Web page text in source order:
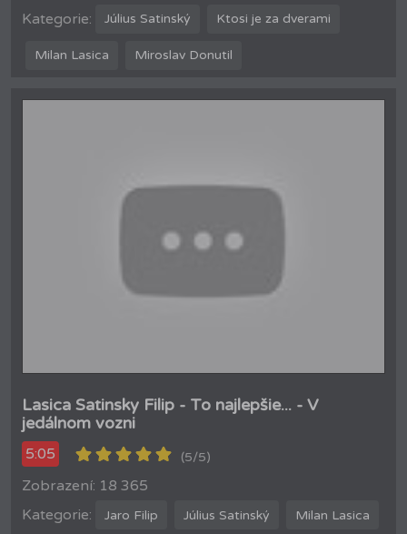
Kategorie:
Július Satinský Ktosi je za dverami
Milan Lasica Miroslav Donutil
Lasica Satinsky Filip - To najlepšie... - V
jedálnom vozni
5:05 (5/5)
Zobrazení: 18 365
Kategorie:
Jaro Filip Július Satinský Milan Lasica